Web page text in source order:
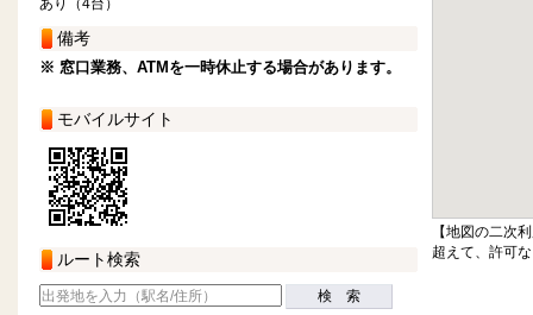
あり（4台）
備考
※ 窓口業務、ATMを一時休止する場合があります。
モバイルサイト
ルート検索
検 索
【地図の二次
超えて、許可